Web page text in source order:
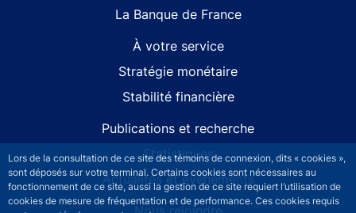
Lors de la consultation de ce site des témoins de connexion, dits « cookies »,
sont déposés sur votre terminal. Certains cookies sont nécessaires au
fonctionnement de ce site, aussi la gestion de ce site requiert l’utilisation de
cookies de mesure de fréquentation et de performance. Ces cookies requis
La Banque de France
À votre service
Stratégie monétaire
Stabilité financière
Publications et recherche
Statistiques
Actualités et événements